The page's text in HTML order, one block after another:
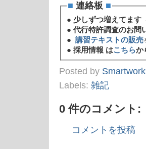
■連絡板 ■
● 少しずつ増えてま
●代行特許調査のお問
●講習テキストの販売
●採用情報 はこちらか
Posted by
Labels: 雑記
0 件のコメント:
コメントを投稿